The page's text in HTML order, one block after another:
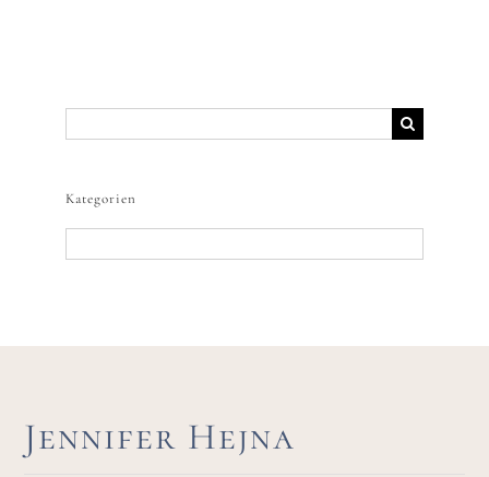
nach:
Kategorien
Jennifer Hejna